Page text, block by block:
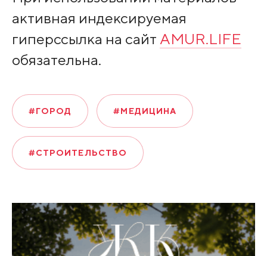
активная индексируемая
гиперссылка на сайт AMUR.LIFE
обязательна.
#ГОРОД #МЕДИЦИНА
#СТРОИТЕЛЬСТВО